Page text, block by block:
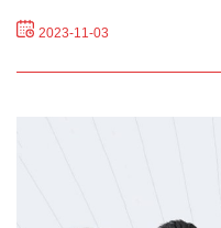
2023-11-03